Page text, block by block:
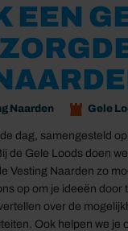
EEN
Naarden Gele
dag, samengesteld
de Gele Loods doen
Vesting Naarden zo
op om je ideeën door
over de
Ook helpen we je